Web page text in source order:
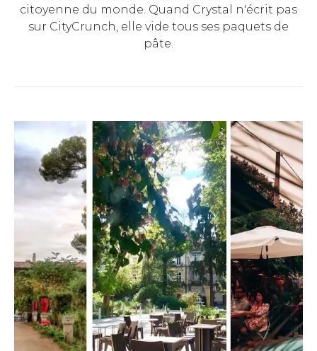
citoyenne du monde. Quand Crystal n'écrit pas
sur CityCrunch, elle vide tous ses paquets de
pâte.